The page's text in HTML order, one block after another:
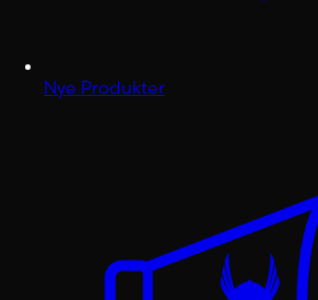
Nye Produkter